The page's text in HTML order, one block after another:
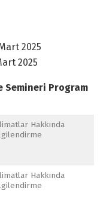
2025
2025
Semineri Program
Hakkında
Hakkında